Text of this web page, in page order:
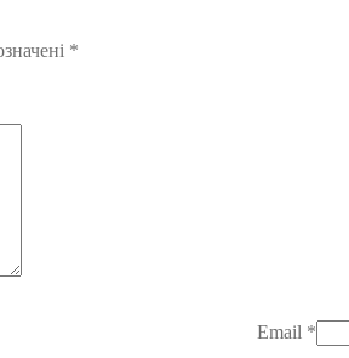
*
Email *